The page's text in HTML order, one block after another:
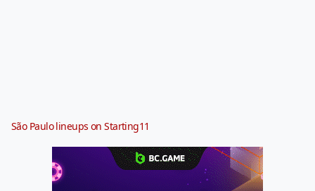
São Paulo lineups on Starting11